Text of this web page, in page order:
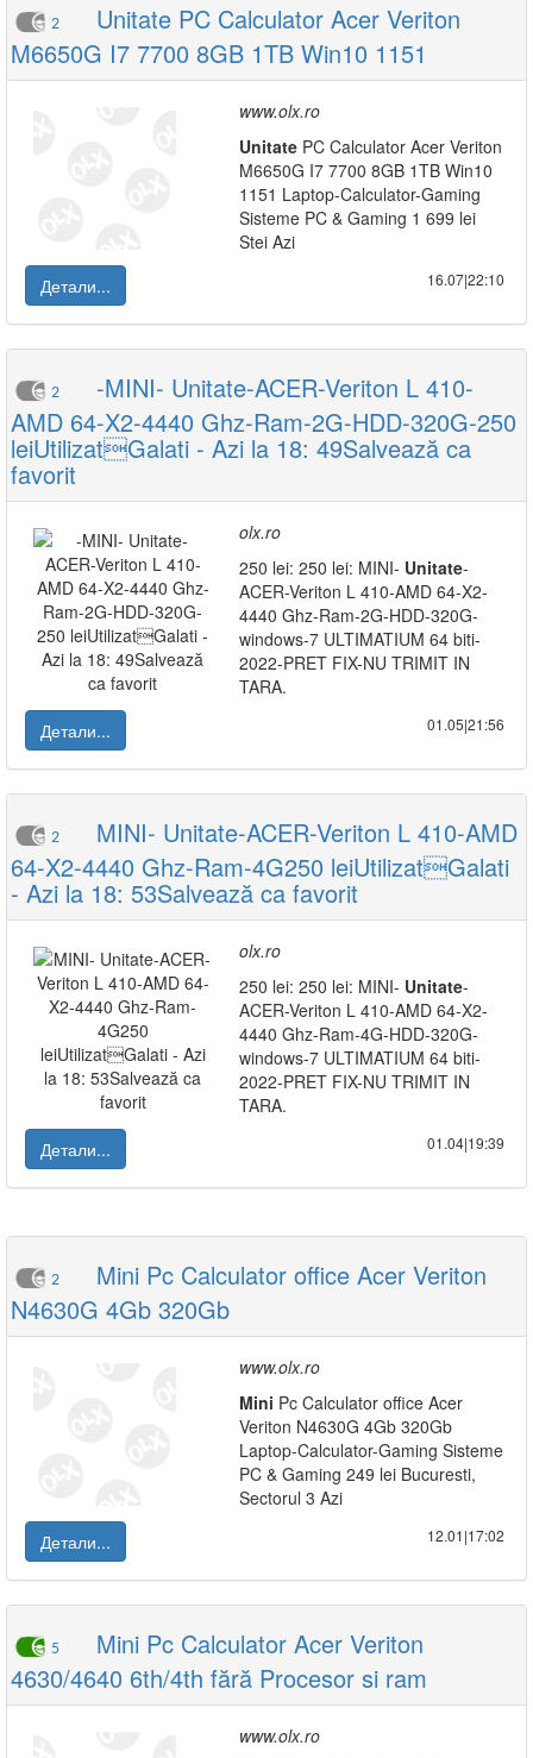
2
Unitate PC Calculator Acer Veriton
M6650G I7 7700 8GB 1TB Win10 1151
www.olx.ro
Unitate PC Calculator Acer Veriton
M6650G I7 7700 8GB 1TB Win10
1151 Laptop-Calculator-Gaming
Sisteme PC & Gaming 1 699 lei
Stei Azi
Детали...
16.07|22:10
2
-MINI- Unitate-ACER-Veriton L 410-
AMD 64-X2-4440 Ghz-Ram-2G-HDD-320G-250
leiUtilizatGalati - Azi la 18: 49Salvează ca
favorit
olx.ro
250 lei: 250 lei: MINI- Unitate-
ACER-Veriton L 410-AMD 64-X2-
4440 Ghz-Ram-2G-HDD-320G-
windows-7 ULTIMATIUM 64 biti-
2022-PRET FIX-NU TRIMIT IN
TARA.
Детали...
01.05|21:56
2
MINI- Unitate-ACER-Veriton L 410-AMD
64-X2-4440 Ghz-Ram-4G250 leiUtilizatGalati
- Azi la 18: 53Salvează ca favorit
olx.ro
250 lei: 250 lei: MINI- Unitate-
ACER-Veriton L 410-AMD 64-X2-
4440 Ghz-Ram-4G-HDD-320G-
windows-7 ULTIMATIUM 64 biti-
2022-PRET FIX-NU TRIMIT IN
TARA.
Детали...
01.04|19:39
2
Mini Pc Calculator office Acer Veriton
N4630G 4Gb 320Gb
www.olx.ro
Mini Pc Calculator office Acer
Veriton N4630G 4Gb 320Gb
Laptop-Calculator-Gaming Sisteme
PC & Gaming 249 lei Bucuresti,
Sectorul 3 Azi
Детали...
12.01|17:02
5
Mini Pc Calculator Acer Veriton
4630/4640 6th/4th fără Procesor si ram
www.olx.ro